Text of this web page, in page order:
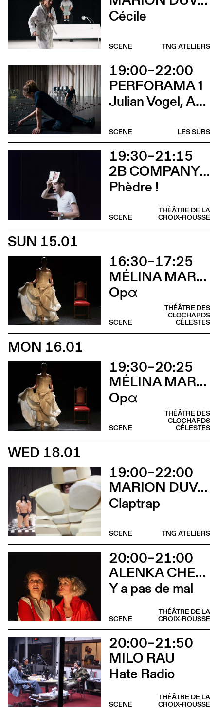
Cécile
TNG ATELIERS
SCENE
19:00–22:00
PERFORAMA 1
Julian Vogel, Aurélien Dougé, Igor Cardellini & Tomas Gonzalez
LES SUBS
SCENE
19:30–21:15
2B COMPANY - FRANÇOIS GREMAUD
Phèdre !
THÉÂTRE DE LA
CROIX-ROUSSE
SCENE
SUN 15.01
16:30–17:25
MÉLINA MARTIN
Opα
THÉÂTRE DES
CLOCHARDS
CÉLESTES
SCENE
MON 16.01
19:30–20:25
MÉLINA MARTIN
Opα
THÉÂTRE DES
CLOCHARDS
CÉLESTES
SCENE
WED 18.01
19:00–22:00
MARION DUVAL - CHRIS CADILLAC
Claptrap
TNG ATELIERS
SCENE
20:00–21:00
ALENKA CHENUZ & AMÉLIE VIDON
Y a pas de mal
THÉÂTRE DE LA
CROIX-ROUSSE
SCENE
20:00–21:50
MILO RAU
Hate Radio
THÉÂTRE DE LA
CROIX-ROUSSE
SCENE